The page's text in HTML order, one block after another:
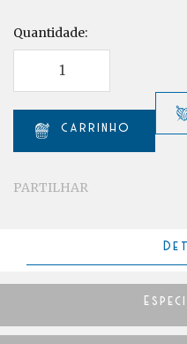
Quantidade:
PARTILHAR